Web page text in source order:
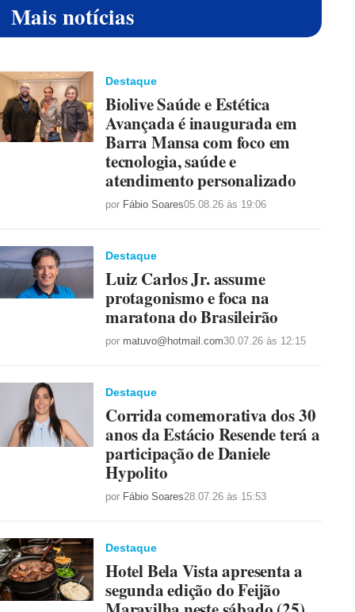
Mais notícias
Destaque
Biolive Saúde e Estética
Avançada é inaugurada em
Barra Mansa com foco em
tecnologia, saúde e
atendimento personalizado
por Fábio Soares05.08.26 às 19:06
Destaque
Luiz Carlos Jr. assume
protagonismo e foca na
maratona do Brasileirão
por matuvo@hotmail.com30.07.26 às 12:15
Destaque
Corrida comemorativa dos 30
anos da Estácio Resende terá a
participação de Daniele
Hypolito
por Fábio Soares28.07.26 às 15:53
Destaque
Hotel Bela Vista apresenta a
segunda edição do Feijão